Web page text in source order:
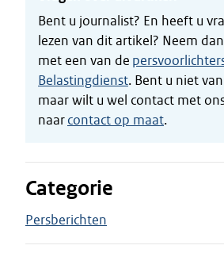
Bent u journalist? En heeft u
lezen van dit artikel? Neem
met een van de
Belastingdienst. Bent u niet
maar wilt u wel contact met
naarcontact op maat.
Categorie
Persberichten